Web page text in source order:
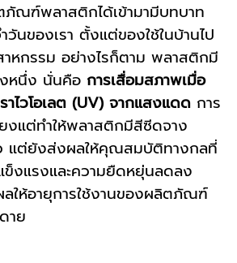
ภัณฑ์พลาสติกได้เข้ามามีบทบาท
นของเรา ตั้งแต่ของใช้ในบ้านไป
กรรม อย่างไรก็ตาม พลาสติกมี
หนึ่ง นั่นคือ การเสื่อมสภาพเมื่อ
ไวโอเลต (UV) จากแสงแดด การ
งแต่ทำให้พลาสติกมีสีซีดจาง
ว แต่ยังส่งผลให้คุณสมบัติทางกลที่
งแรงและความยืดหยุ่นลดลง
ให้อายุการใช้งานของผลิตภัณฑ์
าย